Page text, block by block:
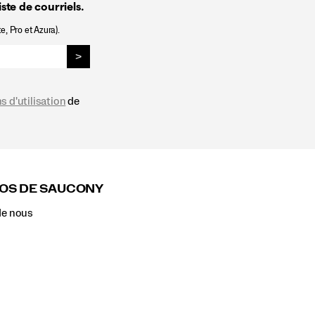
de courriels.
Pro et Azura).
>
d'utilisationde
DE SAUCONY
nous